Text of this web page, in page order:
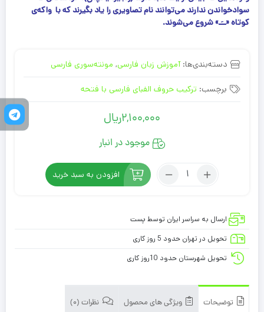
سوادخواندن ندارند می‌توانند نام تصاویری را یاد بگیرند که با واکه‌ی
كوتاه «ــَـ» شروع می‌شوند.
دسته‌بندی‌ها:آموزش زبان فارسی, مونته‌سوری فارسی
برچسب: ترکیب حروف الفبای فارسی با فتحه
2,100,000ریال
موجود در انبار
افزودن به سبد خرید
ارسال به سراسر ایران توسط پست
تحویل در تهران حدود 5 روز کاری
تحویل شهرستان حدود 10روز کاری
توضیحات ویژگی های محصول نظرات (0)